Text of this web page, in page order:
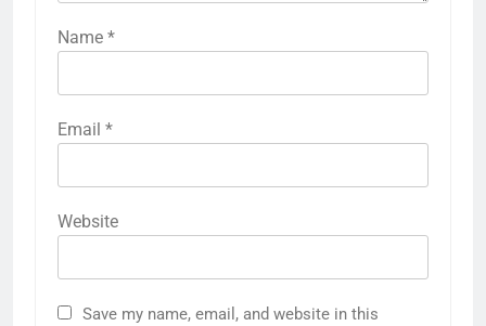
Name *
Email *
Website
Save my name, email, and website in this